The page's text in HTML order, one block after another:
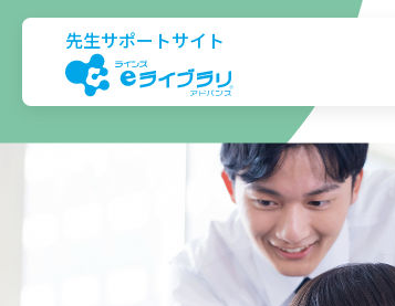
先生サポートサイト